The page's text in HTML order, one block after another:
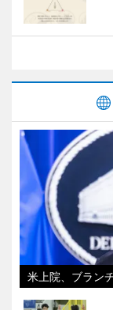
米上院、ブラン